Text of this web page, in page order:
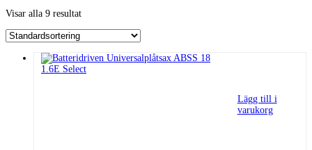
Visar alla 9 resultat
Lägg till i
varukorg